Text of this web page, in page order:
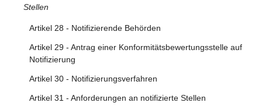
Stellen
Artikel 28 - Notifizierende Behörden
Artikel 29 - Antrag einer Konformitätsbewertungsstelle auf
Notifizierung
Artikel 30 - Notifizierungsverfahren
Artikel 31 - Anforderungen an notifizierte Stellen